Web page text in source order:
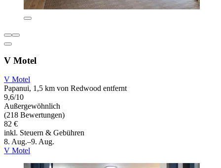
V Motel
V Motel
Papanui, 1,5 km von Redwood entfernt
9,6/10
Außergewöhnlich
(218 Bewertungen)
82 €
inkl. Steuern & Gebühren
8. Aug.–9. Aug.
V Motel